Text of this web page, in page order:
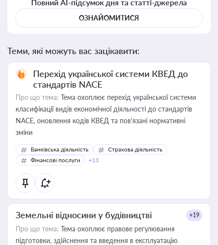
Повний AI-підсумок дня та статті-джерела
ОЗНАЙОМИТИСЯ
Теми, які можуть вас зацікавити:
Перехід української системи КВЕД до
стандартів NACE
Про що тема: Тема охоплює перехід української системи
класифікації видів економічної діяльності до стандартів
NACE, оновлення кодів КВЕД та пов'язані нормативні
зміни
Банківська діяльність
Страхова діяльність
Фінансові послуги
+13
Земельні відносини у будівництві +19
Про що тема: Тема охоплює правове регулювання
підготовки, здійснення та введення в експлуатацію